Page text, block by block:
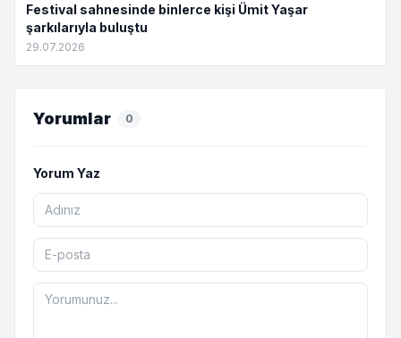
Festival sahnesinde binlerce kişi Ümit Yaşar
şarkılarıyla buluştu
29.07.2026
Yorumlar 0
Yorum Yaz